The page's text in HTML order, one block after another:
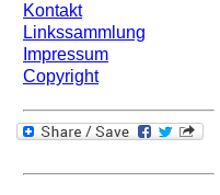
Kontakt
Linkssammlung
Impressum
Copyright